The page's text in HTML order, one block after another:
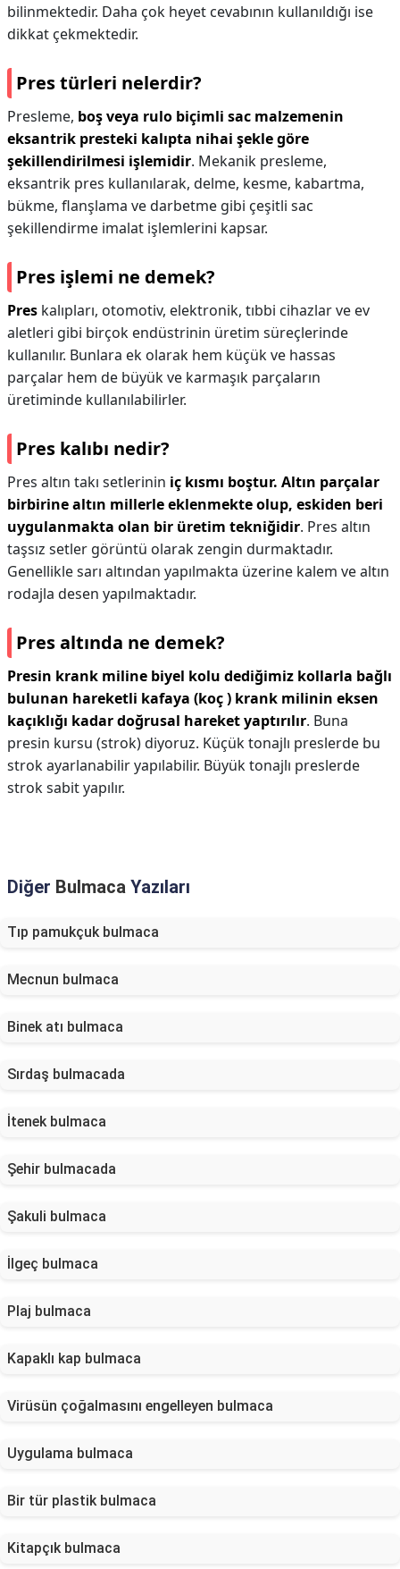
bilinmektedir. Daha çok heyet cevabının kullanıldığı ise
dikkat çekmektedir.
Pres türleri nelerdir?
Presleme, boş veya rulo biçimli sac malzemenin
eksantrik presteki kalıpta nihai şekle göre
şekillendirilmesi işlemidir. Mekanik presleme,
eksantrik pres kullanılarak, delme, kesme, kabartma,
bükme, flanşlama ve darbetme gibi çeşitli sac
şekillendirme imalat işlemlerini kapsar.
Pres işlemi ne demek?
Pres kalıpları, otomotiv, elektronik, tıbbi cihazlar ve ev
aletleri gibi birçok endüstrinin üretim süreçlerinde
kullanılır. Bunlara ek olarak hem küçük ve hassas
parçalar hem de büyük ve karmaşık parçaların
üretiminde kullanılabilirler.
Pres kalıbı nedir?
Pres altın takı setlerinin iç kısmı boştur. Altın parçalar
birbirine altın millerle eklenmekte olup, eskiden beri
uygulanmakta olan bir üretim tekniğidir. Pres altın
taşsız setler görüntü olarak zengin durmaktadır.
Genellikle sarı altından yapılmakta üzerine kalem ve altın
rodajla desen yapılmaktadır.
Pres altında ne demek?
Presin krank miline biyel kolu dediğimiz kollarla bağlı
bulunan hareketli kafaya (koç ) krank milinin eksen
kaçıklığı kadar doğrusal hareket yaptırılır. Buna
presin kursu (strok) diyoruz. Küçük tonajlı preslerde bu
strok ayarlanabilir yapılabilir. Büyük tonajlı preslerde
strok sabit yapılır.
Diğer Bulmaca Yazıları
Tıp pamukçuk bulmaca
Mecnun bulmaca
Binek atı bulmaca
Sırdaş bulmacada
İtenek bulmaca
Şehir bulmacada
Şakuli bulmaca
İlgeç bulmaca
Plaj bulmaca
Kapaklı kap bulmaca
Virüsün çoğalmasını engelleyen bulmaca
Uygulama bulmaca
Bir tür plastik bulmaca
Kitapçık bulmaca